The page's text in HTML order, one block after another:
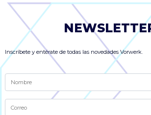
Inscríbete y entérate de todas las novedades Vorwerk.